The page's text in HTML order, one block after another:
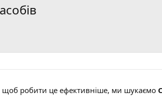
робити це ефективніше, ми шукаємо